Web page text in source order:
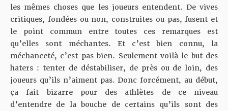
les mêmes choses que les joueurs entendent. De vives
critiques, fondées ou non, construites ou pas, fusent et
le point commun entre toutes ces remarques est
qu’elles sont méchantes. Et c’est bien connu, la
méchanceté, c’est pas bien. Seulement voilà le but des
haters : tenter de déstabiliser, de près ou de loin, des
joueurs qu’ils n’aiment pas. Donc forcément, au début,
ça fait bizarre pour des athlètes de ce niveau
d’entendre de la bouche de certains qu’ils sont des